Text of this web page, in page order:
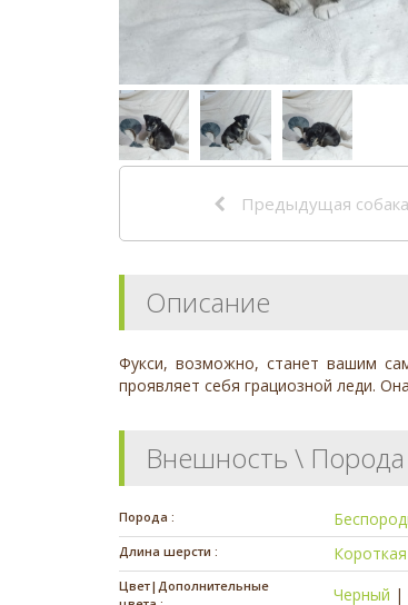
Предыдущая собака
Описание
Фукси, возможно, станет вашим
проявляет себя грациозной леди.
Внешность \ Порода
Порода :
Длина шерсти : Короткая
Цвет|Дополнительные
Черный |